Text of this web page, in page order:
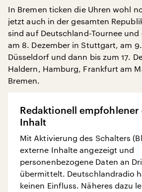
In Bremen ticken die Uhren wohl
jetzt auch in der gesamten
sind auf Deutschland-Tournee und
am 8. Dezember in Stuttgart, am
Düsseldorf und dann bis zum 17.
Haldern, Hamburg, Frankfurt am
Bremen.
Redaktionell
Inhalt
Mit Aktivierung des Schalters
externe Inhalte angezeigt und
personenbezogene Daten an
übermittelt. Deutschlandradio
keinen Einfluss. Näheres dazu